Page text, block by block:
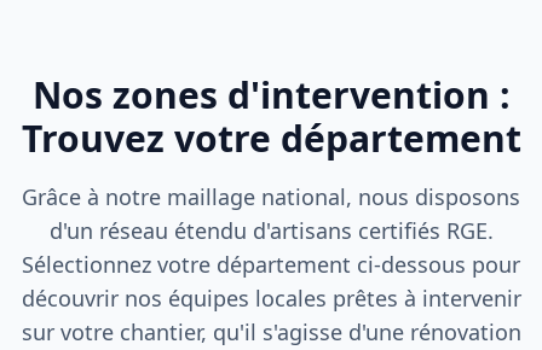
Nos zones d'intervention :
Trouvez votre département
Grâce à notre maillage national, nous disposons
d'un réseau étendu d'artisans certifiés RGE.
Sélectionnez votre département ci-dessous pour
découvrir nos équipes locales prêtes à intervenir
sur votre chantier, qu'il s'agisse d'une rénovation